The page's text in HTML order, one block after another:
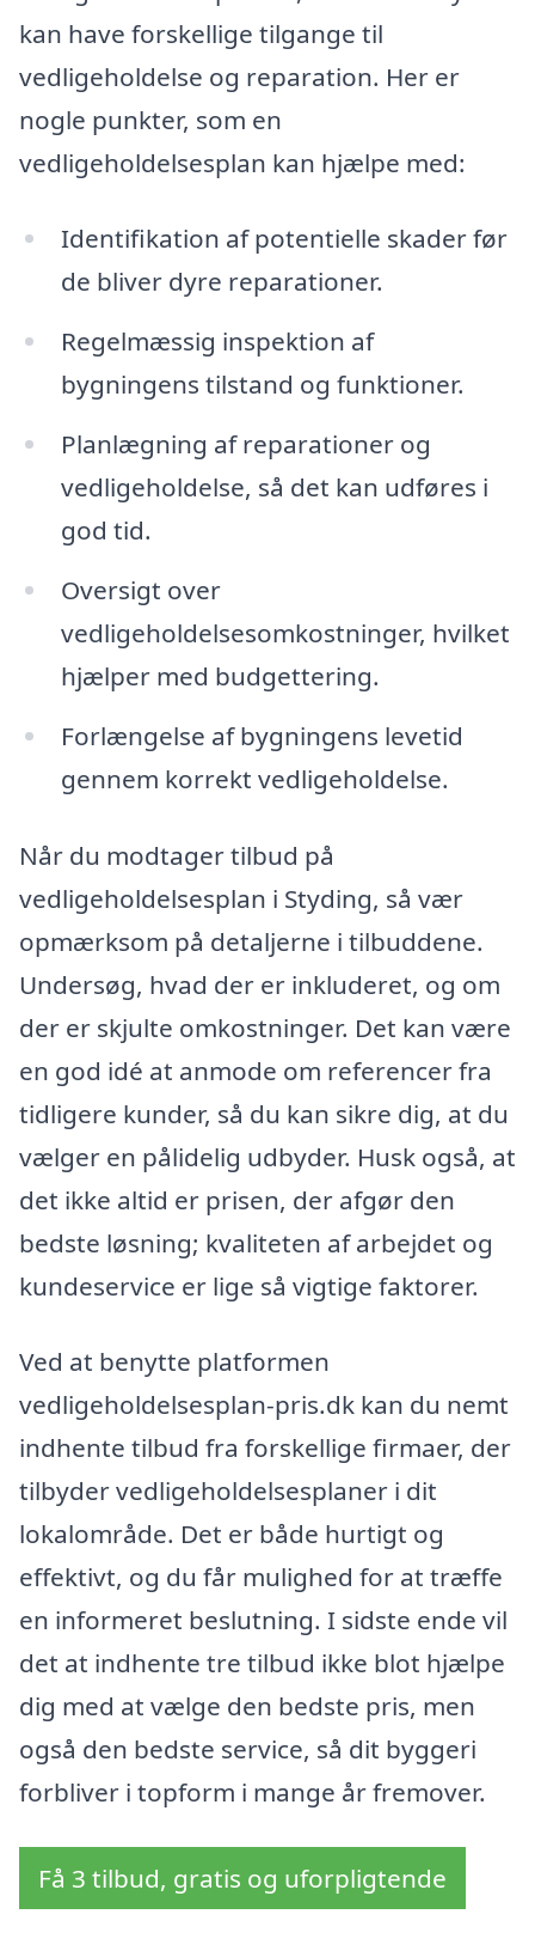
kan have forskellige tilgange til
vedligeholdelse og reparation. Her er
nogle punkter, som en
vedligeholdelsesplan kan hjælpe med:
Identifikation af potentielle skader før
de bliver dyre reparationer.
Regelmæssig inspektion af
bygningens tilstand og funktioner.
Planlægning af reparationer og
vedligeholdelse, så det kan udføres i
god tid.
Oversigt over
vedligeholdelsesomkostninger, hvilket
hjælper med budgettering.
Forlængelse af bygningens levetid
gennem korrekt vedligeholdelse.
Når du modtager tilbud på
vedligeholdelsesplan i Styding, så vær
opmærksom på detaljerne i tilbuddene.
Undersøg, hvad der er inkluderet, og om
der er skjulte omkostninger. Det kan være
en god idé at anmode om referencer fra
tidligere kunder, så du kan sikre dig, at du
vælger en pålidelig udbyder. Husk også, at
det ikke altid er prisen, der afgør den
bedste løsning; kvaliteten af arbejdet og
kundeservice er lige så vigtige faktorer.
Ved at benytte platformen
vedligeholdelsesplan-pris.dk kan du nemt
indhente tilbud fra forskellige firmaer, der
tilbyder vedligeholdelsesplaner i dit
lokalområde. Det er både hurtigt og
effektivt, og du får mulighed for at træffe
en informeret beslutning. I sidste ende vil
det at indhente tre tilbud ikke blot hjælpe
dig med at vælge den bedste pris, men
også den bedste service, så dit byggeri
forbliver i topform i mange år fremover.
Få 3 tilbud, gratis og uforpligtende